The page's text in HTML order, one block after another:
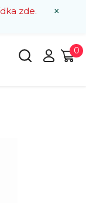
×
zde.
0